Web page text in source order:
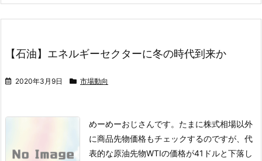
【石油】エネルギーセクターに冬の時代到来か
2020年3月9日 市場動向
めーめーおじさんです。 たまに株式相場以外
に商品先物価格もチェックするのですが、代
表的な原油先物WTIの価格が41ドルと下落し